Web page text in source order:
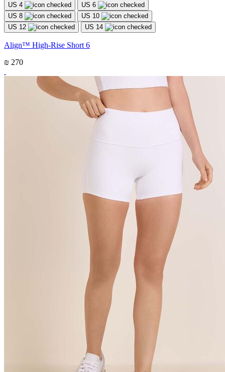
US 4
US 6
US 8
US 10
US 12
US 14
Align™ High-Rise Short 6
₪ 270